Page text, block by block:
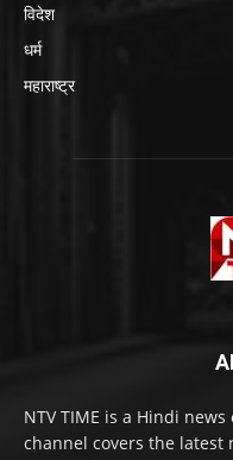
विदेश
धर्म
महाराष्ट्र
NTV TIME is a Hindi
channel covers the